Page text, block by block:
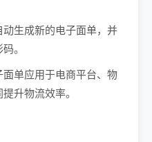
动生成新的电子面单，并
。
面单应用于电商平台、物
升物流效率。